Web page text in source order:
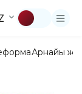
Арнайы